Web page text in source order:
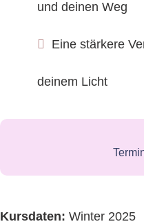
und deinen Weg
Eine stärkere
deinem Licht
Kursdaten: Winter 2025